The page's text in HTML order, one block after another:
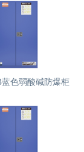
蓝色弱酸碱防爆柜